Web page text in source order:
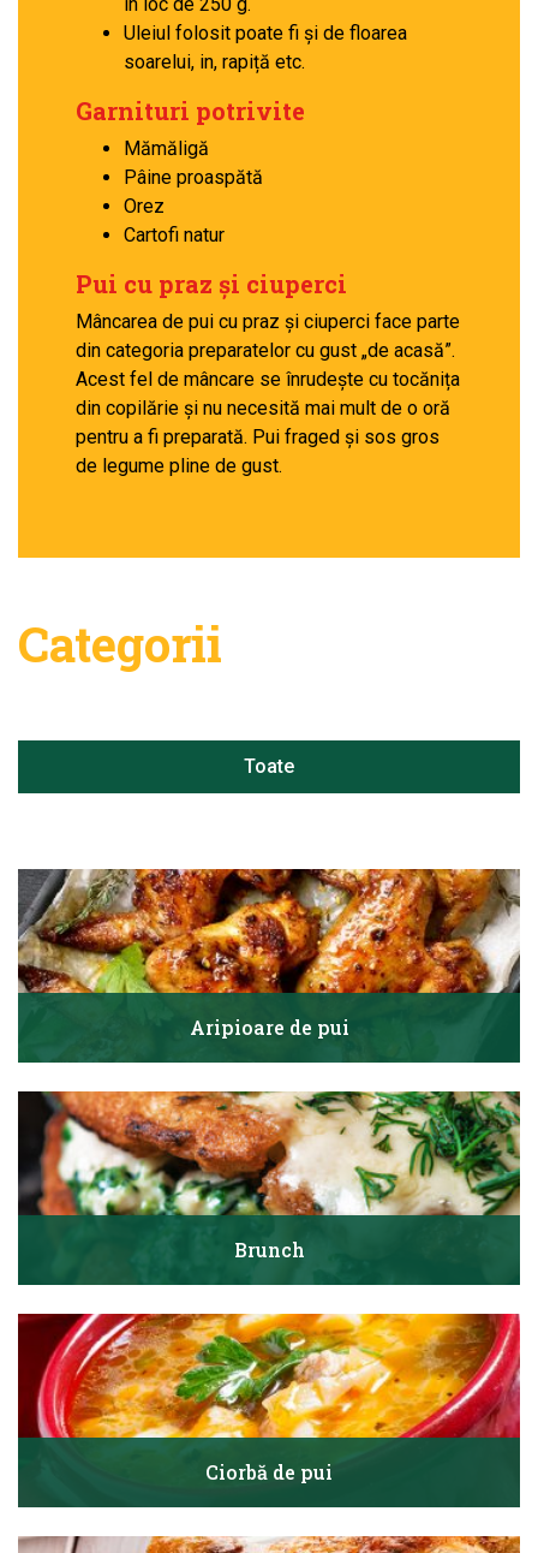
Uleiul folosit poate fi și de floarea
soarelui, in, rapiță etc.
Garnituri potrivite
Mămăligă
Pâine proaspătă
Orez
Cartofi natur
Pui cu praz și ciuperci
Mâncarea de pui cu praz și ciuperci face parte
din categoria preparatelor cu gust „de acasă”.
Acest fel de mâncare se înrudește cu tocănița
din copilărie și nu necesită mai mult de o oră
pentru a fi preparată. Pui fraged și sos gros
de legume pline de gust.
Categorii
Toate
Aripioare de pui
Brunch
Ciorbă de pui